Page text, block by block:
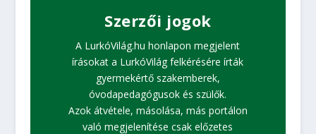
Szerzői jogok
A LurkóVilág.hu honlapon megjelent
írásokat a LurkóVilág felkérésére írták
gyermekértő szakemberek,
óvodapedagógusok és szülők.
Azok átvétele, másolása, más portálon
való megjelenítése csak előzetes